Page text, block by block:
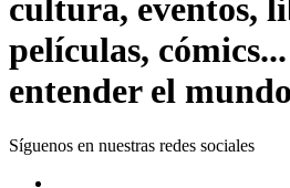
cultura, eventos,
películas,
entender el
Síguenos en nuestras redes sociales